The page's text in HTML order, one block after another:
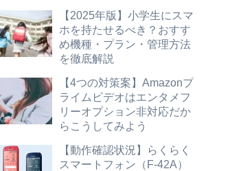
【2025年版】小学生にスマ
ホを持たせるべき？おすす
め機種・プラン・管理方法
を徹底解説
【4つの対策案】Amazonプ
ライムビデオはエンタメフ
リーオプション非対応だか
らこうしてみよう
【動作確認状況】らくらく
スマートフォン（F-42A）